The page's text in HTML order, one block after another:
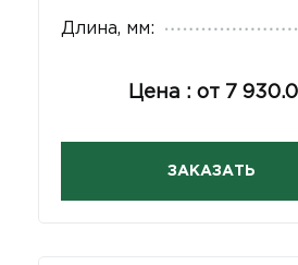
Длина, мм:
Цена : от 7
ЗАКАЗАТЬ